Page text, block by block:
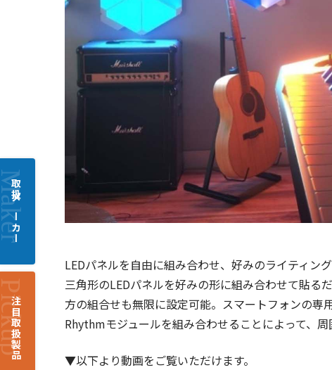
LEDパネルを自由に組み合わせ、好みのライティ
三角形のLEDパネルを好みの形に組み合わせて貼る
方の組合せも無限に設定可能。スマートフォンの専
Rhythmモジュールを組み合わせることによって、
▼以下より動画をご覧いただけます。
取扱メーカー
注目取扱製品